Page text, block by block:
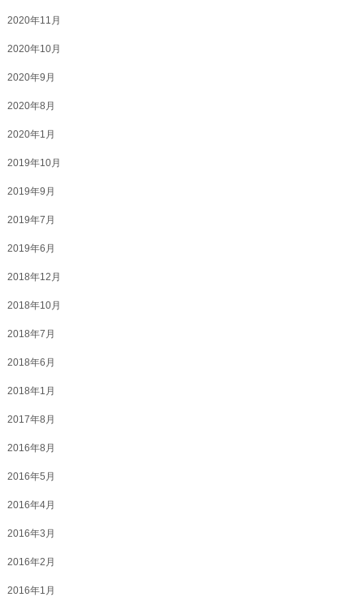
2020年11月
2020年10月
2020年9月
2020年8月
2020年1月
2019年10月
2019年9月
2019年7月
2019年6月
2018年12月
2018年10月
2018年7月
2018年6月
2018年1月
2017年8月
2016年8月
2016年5月
2016年4月
2016年3月
2016年2月
2016年1月